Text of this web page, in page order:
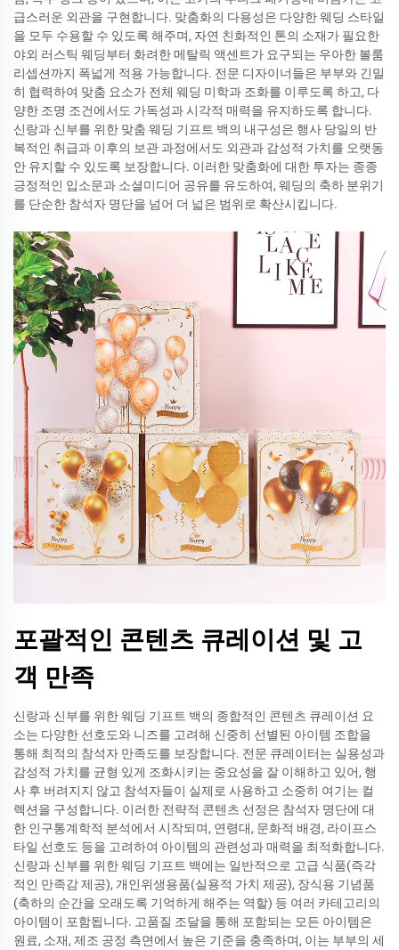
급스러운 외관을 구현합니다. 맞춤화의 다용성은 다양한 웨딩 스타일
을 모두 수용할 수 있도록 해주며, 자연 친화적인 톤의 소재가 필요한
야외 러스틱 웨딩부터 화려한 메탈릭 액센트가 요구되는 우아한 볼룸
리셉션까지 폭넓게 적용 가능합니다. 전문 디자이너들은 부부와 긴밀
히 협력하여 맞춤 요소가 전체 웨딩 미학과 조화를 이루도록 하고, 다
양한 조명 조건에서도 가독성과 시각적 매력을 유지하도록 합니다.
신랑과 신부를 위한 맞춤 웨딩 기프트 백의 내구성은 행사 당일의 반
복적인 취급과 이후의 보관 과정에서도 외관과 감성적 가치를 오랫동
안 유지할 수 있도록 보장합니다. 이러한 맞춤화에 대한 투자는 종종
긍정적인 입소문과 소셜미디어 공유를 유도하여, 웨딩의 축하 분위기
를 단순한 참석자 명단을 넘어 더 넓은 범위로 확산시킵니다.
포괄적인 콘텐츠 큐레이션 및 고
객 만족
신랑과 신부를 위한 웨딩 기프트 백의 종합적인 콘텐츠 큐레이션 요
소는 다양한 선호도와 니즈를 고려해 신중히 선별된 아이템 조합을
통해 최적의 참석자 만족도를 보장합니다. 전문 큐레이터는 실용성과
감성적 가치를 균형 있게 조화시키는 중요성을 잘 이해하고 있어, 행
사 후 버려지지 않고 참석자들이 실제로 사용하고 소중히 여기는 컬
렉션을 구성합니다. 이러한 전략적 콘텐츠 선정은 참석자 명단에 대
한 인구통계학적 분석에서 시작되며, 연령대, 문화적 배경, 라이프스
타일 선호도 등을 고려하여 아이템의 관련성과 매력을 최적화합니다.
신랑과 신부를 위한 웨딩 기프트 백에는 일반적으로 고급 식품(즉각
적인 만족감 제공), 개인위생용품(실용적 가치 제공), 장식용 기념품
(축하의 순간을 오래도록 기억하게 해주는 역할) 등 여러 카테고리의
아이템이 포함됩니다. 고품질 조달을 통해 포함되는 모든 아이템은
원료, 소재, 제조 공정 측면에서 높은 기준을 충족하며, 이는 부부의 세